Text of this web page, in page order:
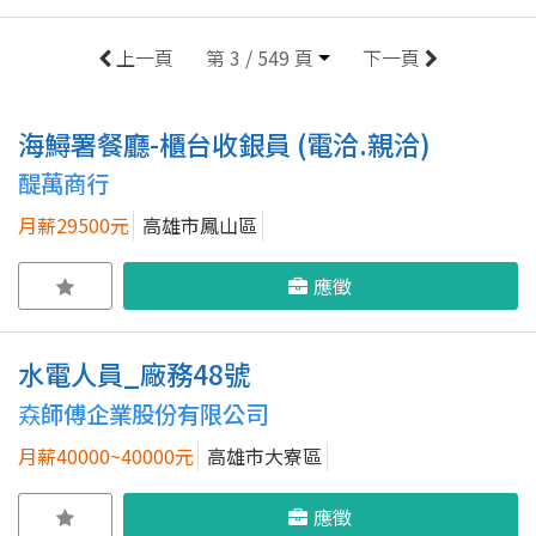
上一頁 第 3 / 549 頁 下一頁
海鱘署餐廳-櫃台收銀員 (電洽.親洽)
醍萬商行
月薪29500元 高雄市鳳山區
應徵
水電人員_廠務48號
𡘙師傅企業股份有限公司
月薪40000~40000元 高雄市大寮區
應徵